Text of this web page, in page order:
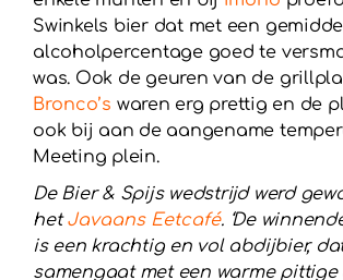
Swinkels bier dat met een
alcoholpercentage goed te
was. Ook de geuren van de
Bronco’s waren erg prettig en de
ook bij aan de aangename
Meeting plein.
De Bier & Spijs wedstrijd werd
hetJavaans Eetcafé. ‘De
is een krachtig en vol abdijbier,
samengaat met een warme pittige